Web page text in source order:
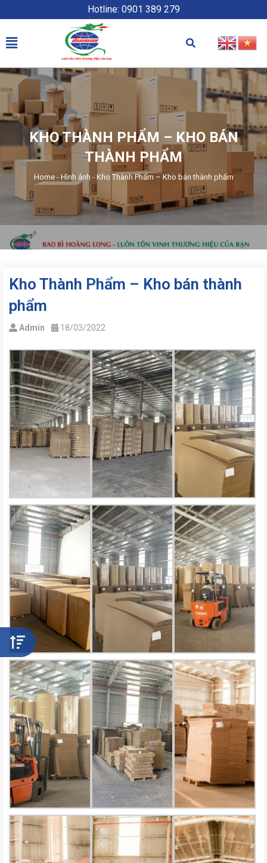
Hotline: 0901 389 279
KHO THÀNH PHẨM – KHO BÁN
THÀNH PHẨM
Home- Hình ảnh - Kho Thành Phẩm – Kho bán thành phẩm
Kho Thành Phẩm – Kho bán thành
phẩm
Admin 18/03/2022